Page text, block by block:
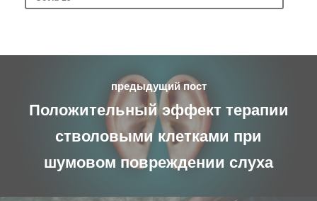
предыдущий пост
Положительный эффект терапии
стволовыми клетками при
шумовом повреждении слуха